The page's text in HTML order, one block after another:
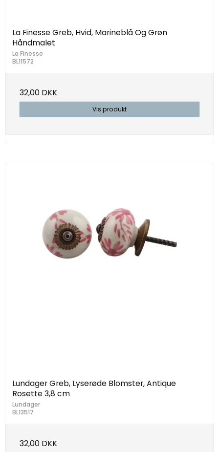
La Finesse Greb, Hvid, Marineblå Og Grøn
Håndmalet
La Finesse
BL11572
32,00 DKK
Vis produkt
Lundager Greb, Lyserøde Blomster, Antique
Rosette 3,8 cm
Lundager
BL13517
32,00 DKK